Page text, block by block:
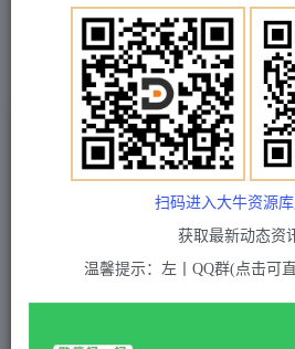
文字广告火爆招租
付费项目 福缘网 正文
中小学作文批改，冷门蓝海项
长期操作
付费资源
扫码进入大牛资源
获取最新动态资
温馨提示：左丨QQ群(点击可